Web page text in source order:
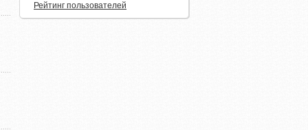
Рейтинг пользователей